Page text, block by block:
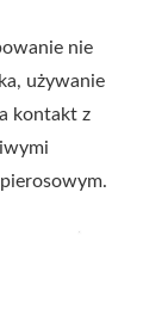
nie
używanie
kontakt z